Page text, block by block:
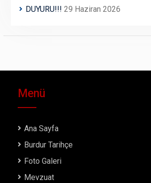
DUYURU!!! 29 Haziran 2026
Menü
Ana Sayfa
Burdur Tarihçe
Foto Galeri
Mevzuat